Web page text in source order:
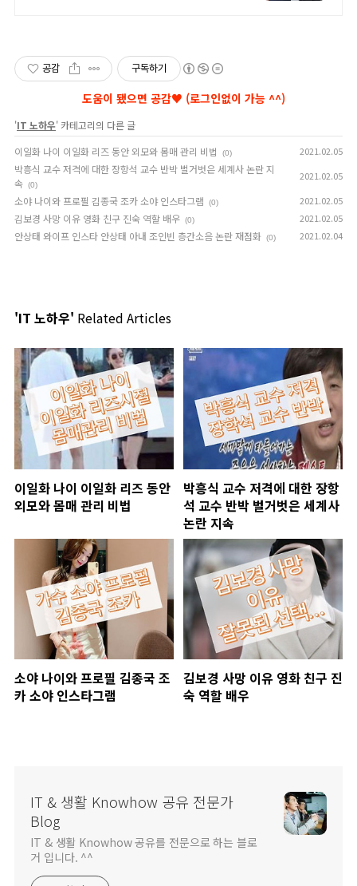
공감 구독하기
'IT 노하우' 카테고리의 다른 글
이일화 나이 이일화 리즈 동안 외모와 몸매 관리 비법
(0) 2021.02.05
박흥식 교수 저격에 대한 장항석 교수 반박 벌거벗은 세계사 논란 지
속 (0)
2021.02.05
소야 나이와 프로필 김종국 조카 소야 인스타그램 (0) 2021.02.05
김보경 사망 이유 영화 친구 진숙 역할 배우 (0) 2021.02.05
안상태 와이프 인스타 안상태 아내 조인빈 층간소음 논란 재점화 (0) 2021.02.04
'IT 노하우' Related Articles
이일화 나이 이일화 리즈 동안
외모와 몸매 관리 비법
박흥식 교수 저격에 대한 장항
석 교수 반박 벌거벗은 세계사
논란 지속
소야 나이와 프로필 김종국 조
카 소야 인스타그램
김보경 사망 이유 영화 친구 진
숙 역할 배우
IT & 생활 Knowhow 공유 전문가
Blog
IT & 생활 Knowhow 공유를 전문으로 하는 블로
거 입니다. ^^